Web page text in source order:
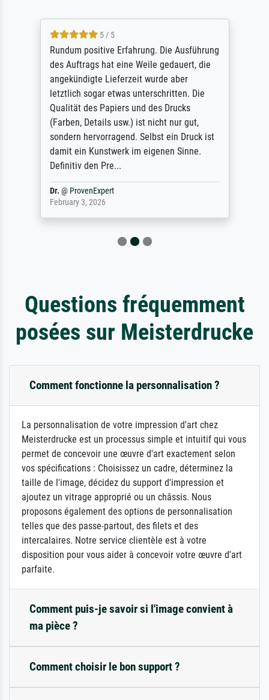
5 / 5
Rundum positive Erfahrung. Die Ausführung
des Auftrags hat eine Weile gedauert, die
angekündigte Lieferzeit wurde aber
letztlich sogar etwas unterschritten. Die
Qualität des Papiers und des Drucks
(Farben, Details usw.) ist nicht nur gut,
sondern hervorragend. Selbst ein Druck ist
damit ein Kunstwerk im eigenen Sinne.
Definitiv den Pre...
Dr. @ ProvenExpert
February 3, 2026
Questions fréquemment
posées sur Meisterdrucke
Comment fonctionne la personnalisation ?
La personnalisation de votre impression d'art chez
Meisterdrucke est un processus simple et intuitif qui vous
permet de concevoir une œuvre d'art exactement selon
vos spécifications : Choisissez un cadre, déterminez la
taille de l'image, décidez du support d'impression et
ajoutez un vitrage approprié ou un châssis. Nous
proposons également des options de personnalisation
telles que des passe-partout, des filets et des
intercalaires. Notre service clientèle est à votre
disposition pour vous aider à concevoir votre œuvre d'art
parfaite.
Comment puis-je savoir si l'image convient à
ma pièce ?
Comment choisir le bon support ?